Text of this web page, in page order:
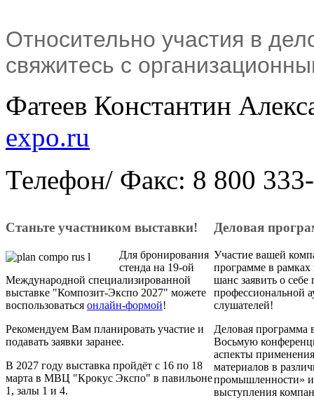
Относительно участия в
свяжитесь с
Фатеев Константин
expo.ru
Телефон/ Факс: 8 800
Станьте участником выставки!
Для бронирования
стенда на 19-ой
Международной специализированной
выставке "Композит-Экспо 2027" можете
воспользоваться онлайн-формой!
Рекомендуем Вам планировать участие и
подавать заявки заранее.
В 2027 году выставка пройдёт с 16 по 18
марта в МВЦ "Крокус Экспо" в павильоне
1, залы 1 и 4.
Деловая
Участие вашей
программе в
шанс заявить о себе
профессиональной
слушателей!
Деловая программа
Восьмую
аспекты
материалов в
промышленности»
выступления